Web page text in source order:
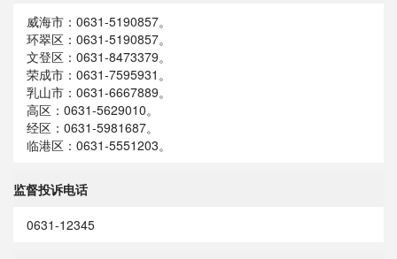
威海市：0631-5190857。
环翠区：0631-5190857。
文登区：0631-8473379。
荣成市：0631-7595931。
乳山市：0631-6667889。
高区：0631-5629010。
经区：0631-5981687。
临港区：0631-5551203。
监督投诉电话
0631-12345